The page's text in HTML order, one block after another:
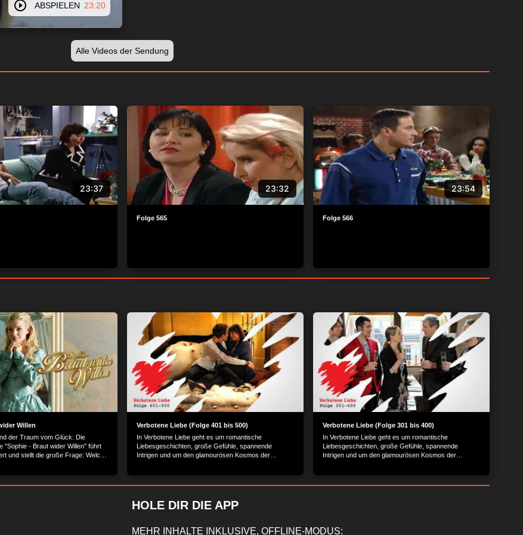
ABSPIELEN 23:20
Alle Videos der Sendung
23:37 23:32
Folge 565
23:54
Folge 566
Willen
der Traum vom Glück: Die
"Sophie - Braut wider Willen" führt
und stellt die große Frage: Welche
Verbotene Liebe (Folge 401 bis 500)
In Verbotene Liebe geht es um romantische
Liebesgeschichten, große Gefühle, spannende
Intrigen und um den glamourösen Kosmos der
Verbotene Liebe (Folge 301 bis 400)
In Verbotene Liebe geht es um romantische
Liebesgeschichten, große Gefühle, spannende
Intrigen und um den glamourösen Kosmos der
HOLE DIR DIE APP
MEHR INHALTE INKLUSIVE, OFFLINE-MODUS: